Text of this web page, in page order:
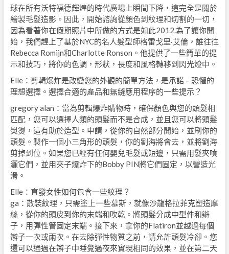
球在所有沃特福德輝煌的時代廣場上瞬間下降，這完全是關於
繪製毛髮造影。因此，開始諮詢從顏色到紋理和切割的一切，
因為看著你在假期照片中所做的方式是如此2012.為了讓你開
始，我們趕上了基於NYC的名人髮型師格雷戈里·艾倫，誰往往
Rebecca Romijn和Charlotte Ronson。他提供了一些簡單的提
示和技巧，將你的色調，形狀，長度和風格轉移到閃光燈中。
Elle：剪輯爆炸是改變您的外觀的簡單方法，是承諾 – 恐懼的
理想選擇。選擇合適的產品和無縫應用程序的一些提示？
gregory alan：當為剪輯爆炸購物時，確保顏色與您的頭髮相
匹配，您可以選擇人類的頭髮而不是合成，並且您可以將頭髮
熨燙，這有助於造型。申請，從你的自然部分開始，並刷你的
頭髮。製作一個小三角形的頭髮，你的劉海將會去，並將劉海
剪掉到位。如果您已經有任何嬰兒毛髮或短邊，只需用髮夾噴
灑它們，並用夾子爆炸下的Bobby PIN將它們固定，以營造光
滑。
Elle：直發女性如何包含一些紋理？
ga：散裝紋理，只需塗上一些慕斯，就像沙龍格拉菲克塑造摩
絲，從你的頭皮到你的末端和吹乾。將頭髮分成中型件和辮
子，用彈性管固定末端。接下來，拿你的Flatiron並越過每個
辮子一次或兩次。在去除彈性物質之前，請允許頭髮冷卻。您
還可以通過在辮子中睡覺過夜來實現相同的效果，並在第二天